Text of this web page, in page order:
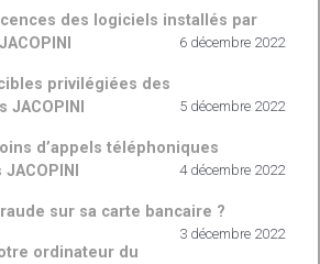
des logiciels installés par
6 décembre 2022
privilégiées des
5 décembre 2022
d’appels téléphoniques
4 décembre 2022
sur sa carte bancaire ?
3 décembre 2022
ordinateur du